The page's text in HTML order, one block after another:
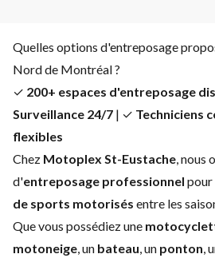
Quelles options d'entreposage
Nord de Montréal ?
✓ 200+ espaces d'entreposage
Surveillance 24/7 | ✓ Techniciens
flexibles
Chez Motoplex St-Eustache, nous
d'entreposage professionnel pour
de sports motorisés entre les
Que vous possédiez une
motoneige, un bateau, un ponton,